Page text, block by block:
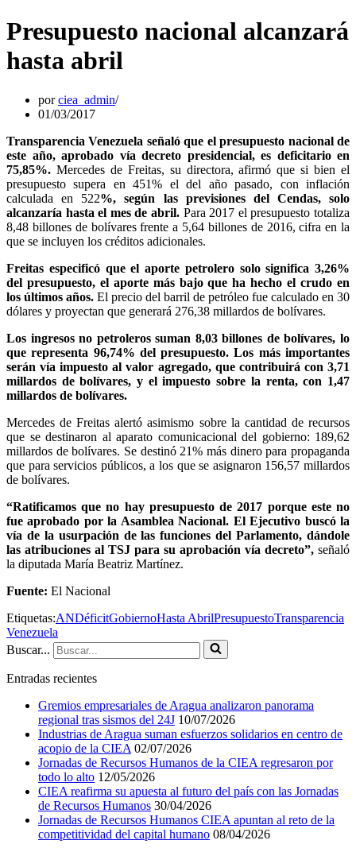
Presupuesto nacional alcanzará
hasta abril
porciea_admin
01/03/2017
Transparencia Venezuela señaló que el presupuesto nacional de
este año, aprobado vía decreto presidencial, es deficitario en
75,85%. Mercedes de Freitas, su directora, afirmó que si bien el
presupuesto supera en 451% el del año pasado, con inflación
calculada en 522%, según las previsiones del Cendas, solo
alcanzaría hasta el mes de abril. Para 2017 el presupuesto totaliza
8,48 billones de bolívares frente a 5,64 billones de 2016, cifra en la
que se incluyen los créditos adicionales.
Freitas especificó que el aporte petrolero solo significa 3,26%
del presupuesto, el aporte más bajo que ha hecho el crudo en
los últimos años. El precio del barril de petróleo fue calculado en 30
dólares y proyectan que generará 276,38 millardos de bolívares.
Los ingresos no petroleros suman 8,03 billones de bolívares, lo
que representa 96,74% del presupuesto. Los más importantes
serán vía impuesto al valor agregado, que contribuirá con 3,71
millardos de bolívares, y el impuesto sobre la renta, con 1,47
millardos de bolívares.
Mercedes de Freitas alertó asimismo sobre la cantidad de recursos
que se destinaron al aparato comunicacional del gobierno: 189,62
millardos de bolívares. Se destinó 21% más dinero para propaganda
que para servicios públicos, a los que se asignaron 156,57 millardos
de bolívares.
“Ratificamos que no hay presupuesto de 2017 porque este no
fue aprobado por la Asamblea Nacional. El Ejecutivo buscó la
vía de la usurpación de las funciones del Parlamento, dándole
las atribuciones al TSJ para su aprobación vía decreto”, señaló
la diputada María Beatriz Martínez.
Fuente: El Nacional
Etiquetas:ANDéficitGobiernoHasta AbrilPresupuestoTransparencia
Venezuela
Buscar...
Entradas recientes
Gremios empresariales de Aragua analizaron panorama
regional tras sismos del 24J 10/07/2026
Industrias de Aragua suman esfuerzos solidarios en centro de
acopio de la CIEA 02/07/2026
Jornadas de Recursos Humanos de la CIEA regresaron por
todo lo alto 12/05/2026
CIEA reafirma su apuesta al futuro del país con las Jornadas
de Recursos Humanos 30/04/2026
Jornadas de Recursos Humanos CIEA apuntan al reto de la
competitividad del capital humano 08/04/2026